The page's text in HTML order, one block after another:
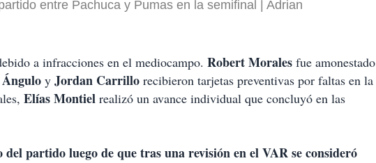
entre Pachuca y Pumas en la semifinal
Adrian
a infracciones en el mediocampo. Robert Morales fue amonestado
y Jordan Carrillo recibieron tarjetas preventivas por faltas en la
Elías Montiel realizó un avance individual que concluyó en las
partido luego de que tras una revisión en el VAR se consideró